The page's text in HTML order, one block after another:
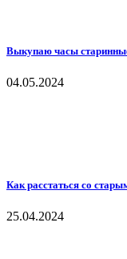
Выкупаю часы
04.05.2024
Как расстаться со
25.04.2024